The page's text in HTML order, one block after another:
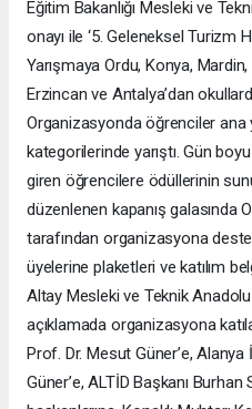
Eğitim Bakanlığı Mesleki ve
onayı ile ‘5. Geleneksel Turizm
Yarışmaya Ordu, Konya,
Erzincan ve Antalya’dan
Organizasyonda öğrenciler ana
kategorilerinde yarıştı. Gün
giren öğrencilere ödüllerinin
düzenlenen kapanış galasında
tarafından organizasyona
üyelerine plaketleri ve katılım
Altay Mesleki ve Teknik Anadolu
açıklamada organizasyona
Prof. Dr. Mesut Güner’e,
Güner’e, ALTİD Başkanı Burhan